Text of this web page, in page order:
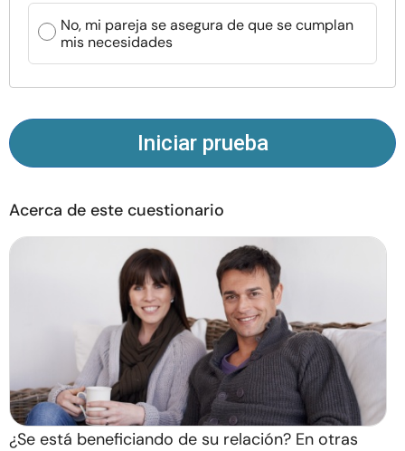
Recursos
Comunidad
Encuentra un terapeuta
Idioma ES
Sobre nosotros Contáctanos Escríbenos
Publicidad con
© Copyright 2026. Todos los derechos reservados.
No, mi pareja se asegura de que se cumplan
mis necesidades
Iniciar prueba
Acerca de este cuestionario
¿Se está beneficiando de su relación? En otras